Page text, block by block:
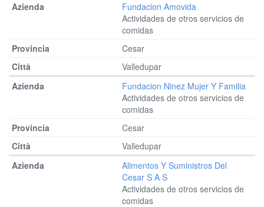
Fundacion Amovida
Actividades de otros servicios de
comidas
Cesar
Valledupar
Fundacion Ninez Mujer Y Familia
Actividades de otros servicios de
comidas
Cesar
Valledupar
Alimentos Y Suministros Del
Cesar S A S
Actividades de otros servicios de
comidas